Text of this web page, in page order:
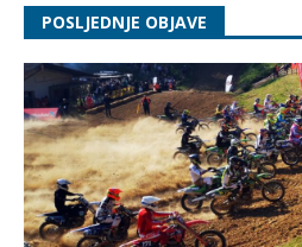
POSLJEDNJE OBJAVE